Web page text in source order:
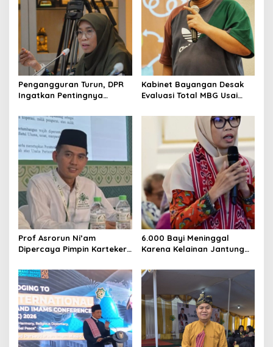
Pengangguran Turun, DPR
Ingatkan Pentingnya
yang Layak
Kabinet Bayangan Desak
Evaluasi Total MBG Usai
Massal
Prof Asrorun Ni’am
Dipercaya Pimpin Karteker
Regenerasi Kepemimpinan
NU
6.000 Bayi Meninggal
Karena Kelainan Jantung
Pemerataan Operasi
Jantung Anak